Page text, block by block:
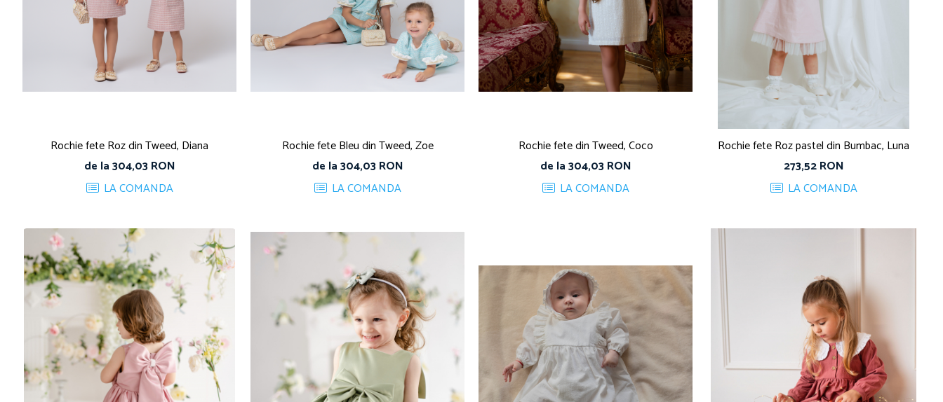
Rochie fete Roz din Tweed, Diana
de la 304,03 RON
LA COMANDA
Rochie fete Bleu din Tweed, Zoe
de la 304,03 RON
LA COMANDA
Rochie fete din Tweed, Coco
de la 304,03 RON
LA COMANDA
Rochie fete Roz pastel din Bumbac, Luna
273,52 RON
LA COMANDA